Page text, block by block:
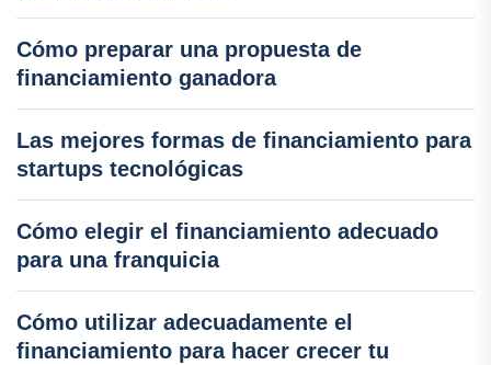
Cómo preparar una propuesta de
financiamiento ganadora
Las mejores formas de financiamiento para
startups tecnológicas
Cómo elegir el financiamiento adecuado
para una franquicia
Cómo utilizar adecuadamente el
financiamiento para hacer crecer tu